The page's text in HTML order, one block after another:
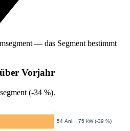
— das Segment bestimmt
Vorjahr
(-34 %).